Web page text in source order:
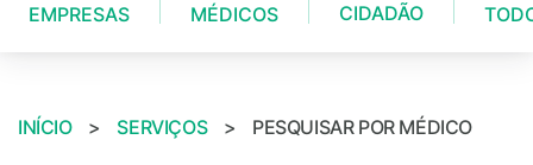
EMPRESAS MÉDICOS CIDADÃO
INÍCIO > SERVIÇOS > PESQUISAR POR MÉDICO